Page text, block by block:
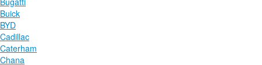
Buick
BYD
Cadillac
Caterham
Chana